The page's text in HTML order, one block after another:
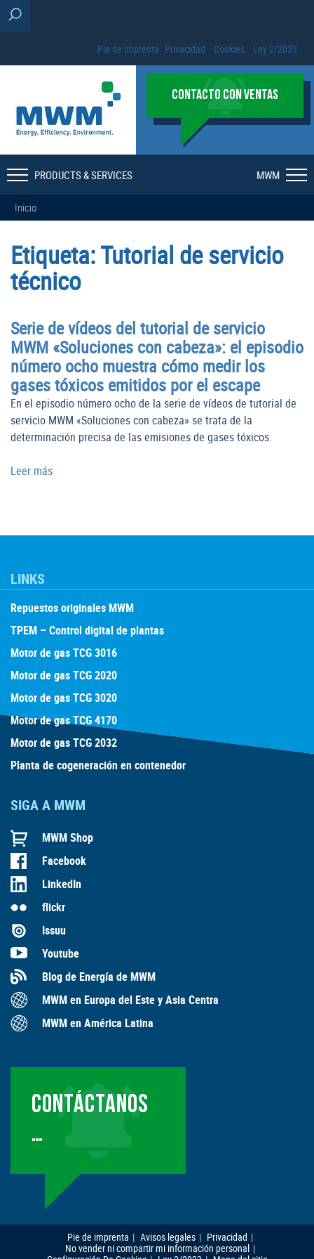
Pie de imprenta Privacidad Cookies Ley 2/2023
CONTACTO CON VENTAS
PRODUCTS & SERVICES MWM
Inicio
Etiqueta:Tutorial de servicio
técnico
Serie de vídeos del tutorial de servicio
MWM «Soluciones con cabeza»: el episodio
número ocho muestra cómo medir los
gases tóxicos emitidos por el escape
En el episodio número ocho de la serie de vídeos de tutorial de
servicio MWM «Soluciones con cabeza» se trata de la
determinación precisa de las emisiones de gases tóxicos.
Leer más
LINKS
Repuestos originales MWM
TPEM – Control digital de plantas
Motor de gas TCG 3016
Motor de gas TCG 2020
Motor de gas TCG 3020
Motor de gas TCG 4170
Motor de gas TCG 2032
Planta de cogeneración en contenedor
SIGA A MWM
MWM Shop
Facebook
LinkedIn
flickr
Issuu
Youtube
Blog de Energía de MWM
MWM en Europa del Este y Asia Centra
MWM en América Latina
CONTÁCTANOS
…
Pie de imprenta Avisos legales
Privacidad
No vender ni compartir mi información personal